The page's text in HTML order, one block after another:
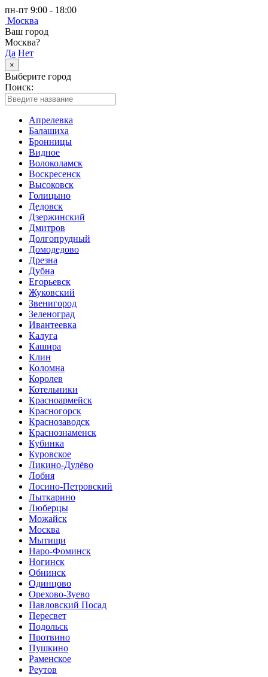
пн-пт 9:00 - 18:00
Москва
Ваш город
Москва?
Да Нет
×
Выберите город
Поиск:
Апрелевка
Балашиха
Бронницы
Видное
Волоколамск
Воскресенск
Высоковск
Голицыно
Дедовск
Дзержинский
Дмитров
Долгопрудный
Домодедово
Дрезна
Дубна
Егорьевск
Жуковский
Звенигород
Зеленоград
Ивантеевка
Калуга
Кашира
Клин
Коломна
Королев
Котельники
Красноармейск
Красногорск
Краснозаводск
Краснознаменск
Кубинка
Куровское
Ликино-Дулёво
Лобня
Лосино-Петровский
Лыткарино
Люберцы
Можайск
Москва
Мытищи
Наро-Фоминск
Ногинск
Обнинск
Одинцово
Орехово-Зуево
Павловский Посад
Пересвет
Подольск
Протвино
Пушкино
Раменское
Реутов